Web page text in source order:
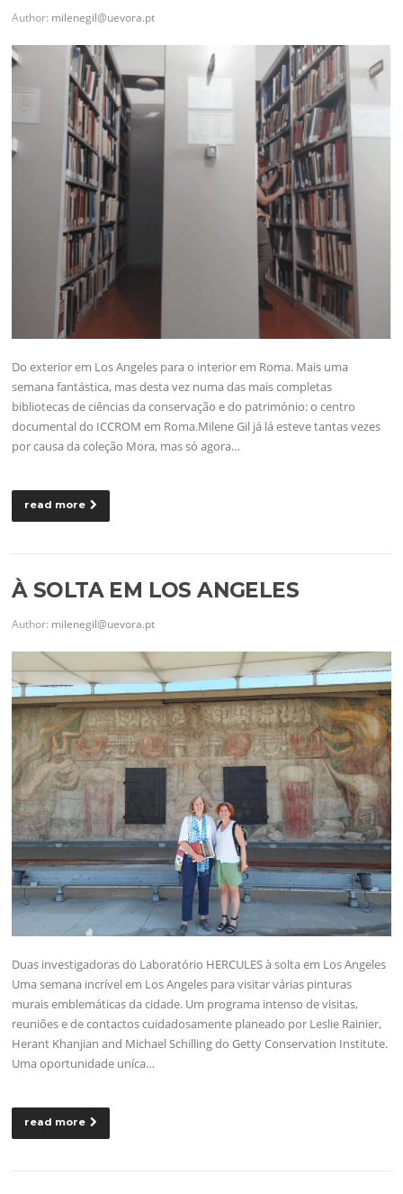
Author: milenegil@uevora.pt
Do exterior em Los Angeles para o interior em Roma. Mais uma
semana fantástica, mas desta vez numa das mais completas
bibliotecas de ciências da conservação e do património: o centro
documental do ICCROM em Roma.Milene Gil já lá esteve tantas vezes
por causa da coleção Mora, mas só agora…
read more
À SOLTA EM LOS ANGELES
Author: milenegil@uevora.pt
Duas investigadoras do Laboratório HERCULES à solta em Los Angeles
Uma semana incrível em Los Angeles para visitar várias pinturas
murais emblemáticas da cidade. Um programa intenso de visitas,
reuniões e de contactos cuidadosamente planeado por Leslie Rainier,
Herant Khanjian and Michael Schilling do Getty Conservation Institute.
Uma oportunidade uníca…
read more